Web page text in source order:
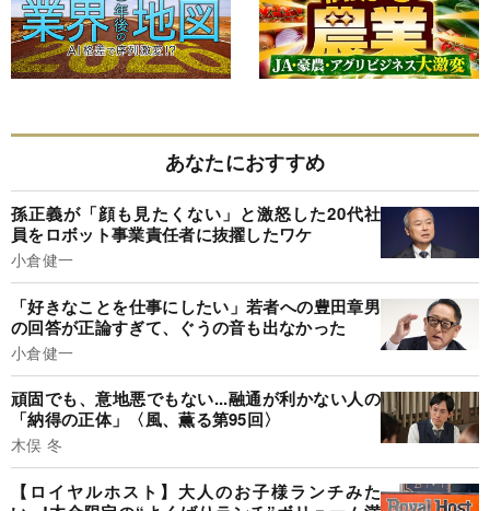
あなたにおすすめ
孫正義が「顔も見たくない」と激怒した20代社
員をロボット事業責任者に抜擢したワケ
小倉健一
「好きなことを仕事にしたい」若者への豊田章男
の回答が正論すぎて、ぐうの音も出なかった
小倉健一
頑固でも、意地悪でもない...融通が利かない人の
「納得の正体」〈風、薫る第95回〉
木俣 冬
【ロイヤルホスト】大人のお子様ランチみた